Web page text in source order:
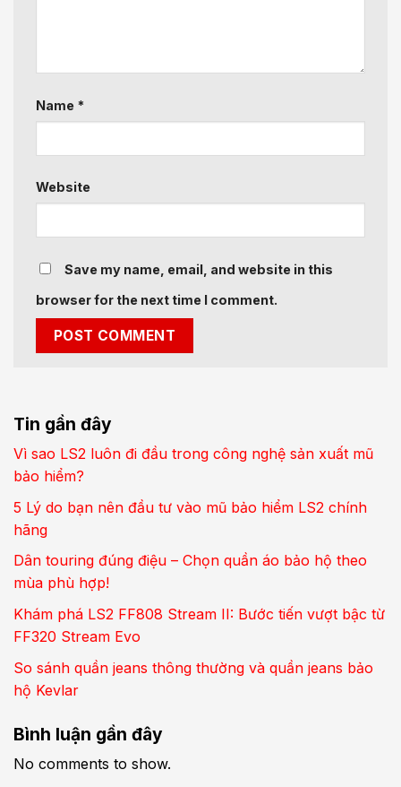
Name *
Website
Save my name, email, and website in this
browser for the next time I comment.
Tin gần đây
Vì sao LS2 luôn đi đầu trong công nghệ sản xuất mũ
bảo hiểm?
5 Lý do bạn nên đầu tư vào mũ bảo hiểm LS2 chính
hãng
Dân touring đúng điệu – Chọn quần áo bảo hộ theo
mùa phù hợp!
Khám phá LS2 FF808 Stream II: Bước tiến vượt bậc từ
FF320 Stream Evo
So sánh quần jeans thông thường và quần jeans bảo
hộ Kevlar
Bình luận gần đây
No comments to show.